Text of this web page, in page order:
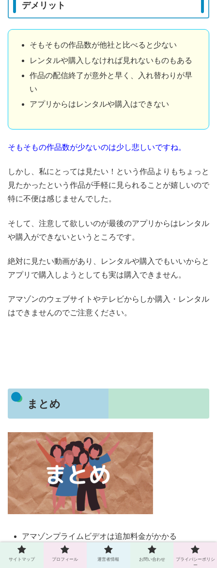
デメリット
そもそもの作品数が他社と比べると少ない
レンタルや購入しなければ見れないものもある
作品の配信終了が意外と早く、入れ替わりが早
い
アプリからはレンタルや購入はできない
そもそもの作品数が少ないのは少し悲しいですね。
しかし、私にとっては見たい！という作品よりもちょっと
見たかったという作品が手軽に見られることが嬉しいので
特に不便は感じませんでした。
そして、注意して欲しいのが最後のアプリからはレンタル
や購入ができないというところです。
絶対に見たい動画があり、レンタルや購入でもいいからと
アプリで購入しようとしても実は購入できません。
アマゾンのウェブサイトやテレビからしか購入・レンタル
はできませんのでご注意ください。
まとめ
アマゾンプライムビデオは追加料金がかかる
年会費と月会費は年会費の方がお得
プライム会員になるとたくさんの特典が受けられる
サイトマップ プロフィール 運営者情報 お問い合わせ
プライバシーポリシ
ー